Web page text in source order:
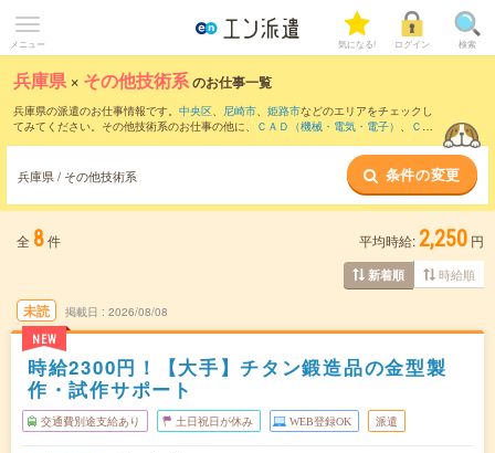
メニュー 気になる! ログイン 検索
兵庫県 × その他技術系のお仕事一覧
兵庫県の派遣のお仕事情報です。 中央区、 尼崎市、 姫路市などのエリアをチェックし
てみてください。その他技術系のお仕事の他に、
ＣＡＤ（機械・電気・電子） 、
ＣＡ
などのこだわり条件で絞り込んでいただ
けます。
兵庫県 / その他技術系 条件の変更
全 8件 平均時給: 2,250 円
新着順 時給順
未読
NEW
掲載日 2026/08/08
時給2300円！【大手】チタン鍛造品の金型製
作・試作サポート
交通費別途支給あり 土日祝日が休み WEB登録OK 派遣